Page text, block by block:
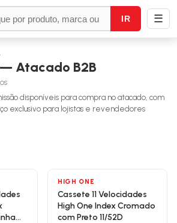
IR ☰
Atacado B2B
disponíveis para compra no atacado, com
exclusivo para lojistas e revendedores
HIGH ONE
Cassete 11 Velocidades
High One Index Cromado
com Preto 11/52D